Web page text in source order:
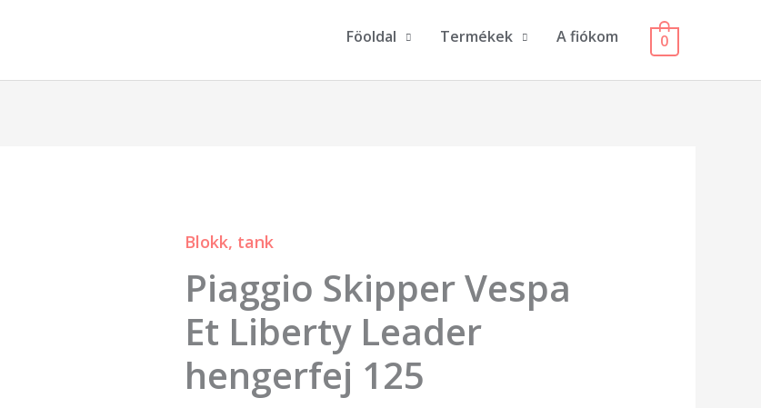
Föoldal Termékek A fiókom 0
Blokk, tank
Piaggio Skipper Vespa
Et Liberty Leader
hengerfej 125
Piaggio
Skipper
Vespa
Et
Liberty